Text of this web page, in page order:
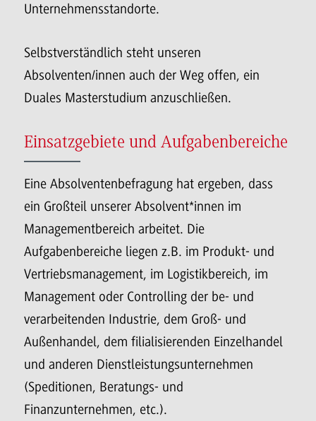
Unternehmensstandorte.
Selbstverständlich steht unseren
Absolventen/innen auch der Weg offen, ein
Duales Masterstudium anzuschließen.
Einsatzgebiete und Aufgabenbereiche
Eine Absolventenbefragung hat ergeben, dass
ein Großteil unserer Absolvent*innen im
Managementbereich arbeitet. Die
Aufgabenbereiche liegen z.B. im Produkt- und
Vertriebsmanagement, im Logistikbereich, im
Management oder Controlling der be- und
verarbeitenden Industrie, dem Groß- und
Außenhandel, dem filialisierenden Einzelhandel
und anderen Dienstleistungsunternehmen
(Speditionen, Beratungs- und
Finanzunternehmen, etc.).